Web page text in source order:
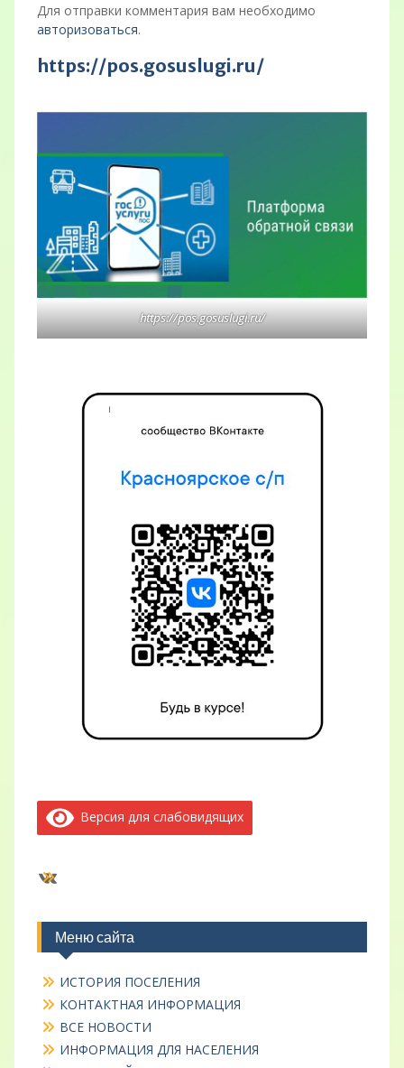
Для отправки комментария вам необходимо
авторизоваться.
https://pos.gosuslugi.ru/
https://pos.gosuslugi.ru/
Версия для слабовидящих
ВКонтакте
Меню сайта
ИСТОРИЯ ПОСЕЛЕНИЯ
КОНТАКТНАЯ ИНФОРМАЦИЯ
ВСЕ НОВОСТИ
ИНФОРМАЦИЯ ДЛЯ НАСЕЛЕНИЯ